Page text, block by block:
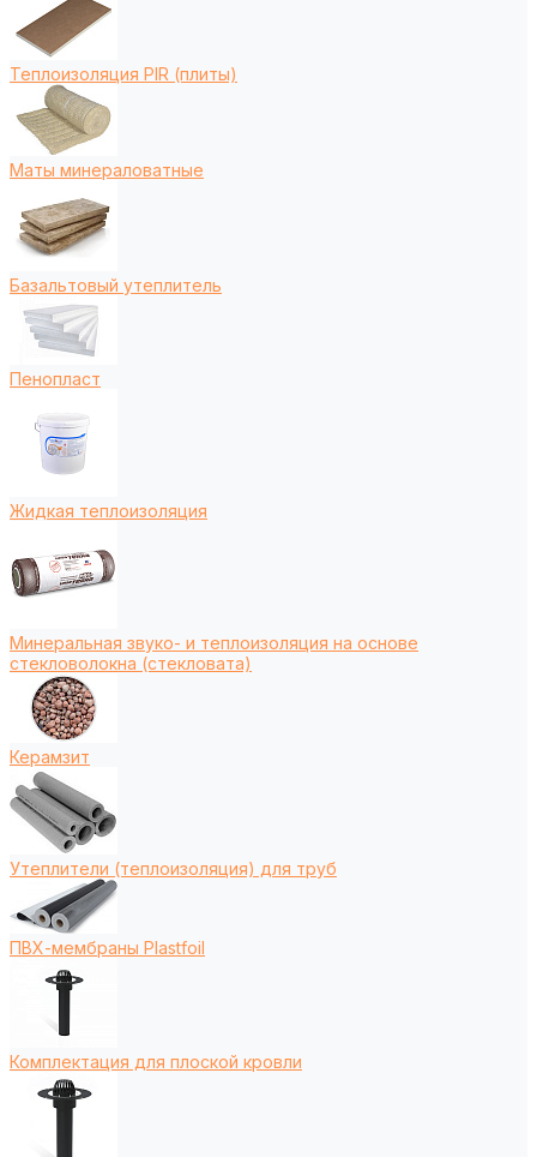
Теплоизоляция PIR (плиты)
Маты минераловатные
Базальтовый утеплитель
Пенопласт
Жидкая теплоизоляция
Минеральная звуко- и теплоизоляция на основе
стекловолокна (стекловата)
Керамзит
Утеплители (теплоизоляция) для труб
ПВХ-мембраны Plastfoil
Комплектация для плоской кровли